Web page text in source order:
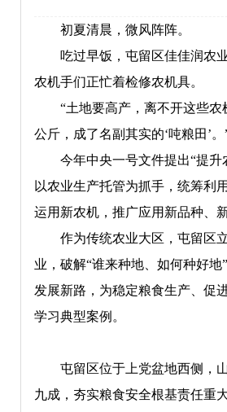
初夏清晨，微风阵阵。
吃过早饭，屯留区佳佳润农
农机手们正忙着检修农机具。
“土地要高产，离不开这些农
公斤，成了名副其实的‘吨粮田’。
今年中央一号文件提出“提
以农业生产托管为抓手，统筹利
运用新农机，推广应用新品种、
作为传统农业大区，屯留区
业，破解“谁来种地、如何种好
发展新路，为稳定粮食生产、促
学习典型案例。
屯留区位于上党盆地西侧，
九成，夯实粮食安全根基责任重